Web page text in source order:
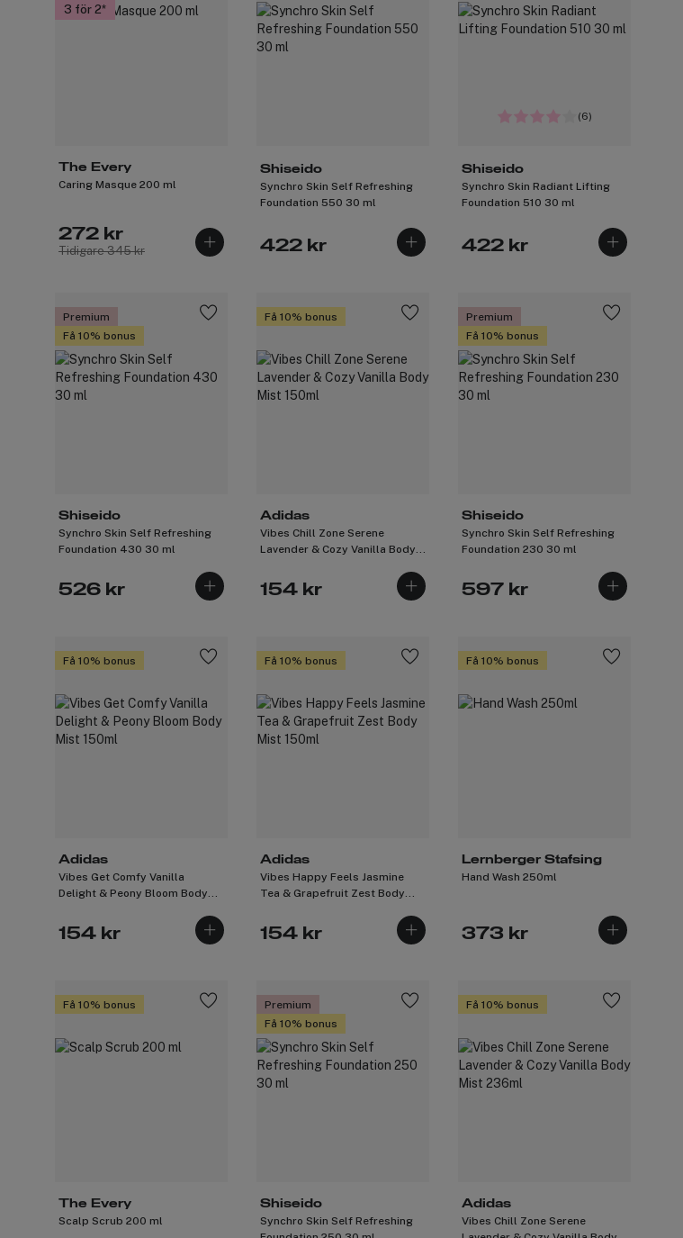
3 för 2
The Every
Caring Masque 200 ml
272 kr
Tidigare 345 kr
Shiseido
Synchro Skin Self Refreshing
Foundation 550 30 ml
422 kr
(6)
Shiseido
Synchro Skin Radiant Lifting
Foundation 510 30 ml
422 kr
Premium
Få 10% bonus
Shiseido
Synchro Skin Self Refreshing
Foundation 430 30 ml
526 kr
Få 10% bonus
Adidas
Vibes Chill Zone Serene
Lavender & Cozy Vanilla Body
154 kr
Premium
Få 10% bonus
Shiseido
Synchro Skin Self Refreshing
Foundation 230 30 ml
597 kr
Få 10% bonus
Adidas
Vibes Get Comfy Vanilla
Delight & Peony Bloom Body
154 kr
Få 10% bonus
Adidas
Vibes Happy Feels Jasmine
Tea & Grapefruit Zest Body
154 kr
Få 10% bonus
Lernberger Stafsing
Hand Wash 250ml
373 kr
Få 10% bonus
The Every
Scalp Scrub 200 ml
Premium
Få 10% bonus
Shiseido
Synchro Skin Self Refreshing
Få 10% bonus
Adidas
Vibes Chill Zone Serene